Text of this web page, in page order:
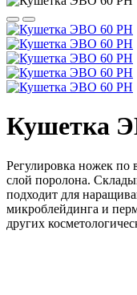
Кушетка
Регулировка ножек по
слой поролона.
подходит для
микроблейдинга и
других